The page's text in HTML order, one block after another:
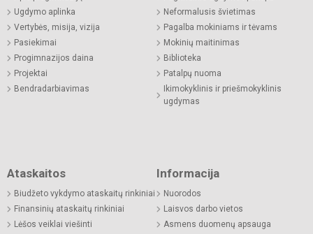
Ugdymo aplinka
Vertybės, misija, vizija
Pasiekimai
Progimnazijos daina
Projektai
Bendradarbiavimas
Neformalusis švietimas
Pagalba mokiniams ir tėvams
Mokinių maitinimas
Biblioteka
Patalpų nuoma
Ikimokyklinis ir priešmokyklinis
ugdymas
Ataskaitos
Biudžeto vykdymo ataskaitų rinkiniai
Finansinių ataskaitų rinkiniai
Lėšos veiklai viešinti
Informacija
Nuorodos
Laisvos darbo vietos
Asmens duomenų apsauga